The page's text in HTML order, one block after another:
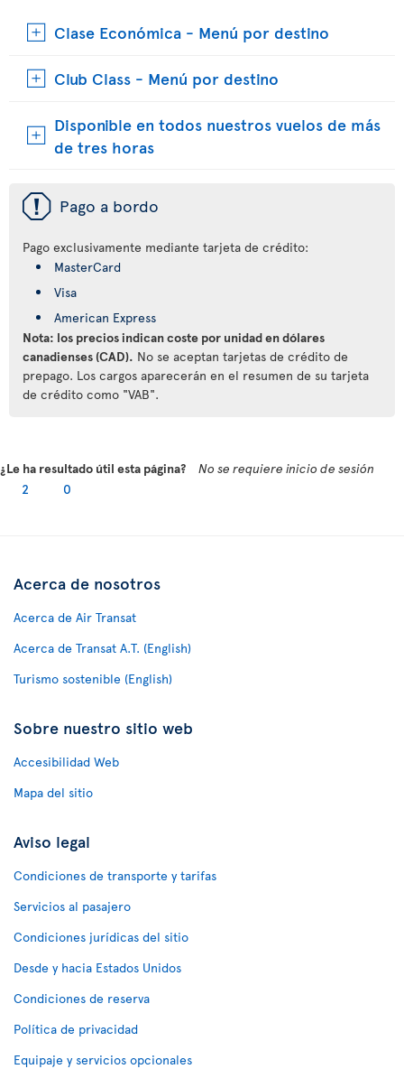
Clase Económica - Menú por destino
Club Class - Menú por destino
Disponible en todos nuestros vuelos de más
de tres horas
ü Pago a bordo
Pago exclusivamente mediante tarjeta de crédito:
MasterCard
Visa
American Express
Nota: los precios indican coste por unidad en dólares
canadienses (CAD). No se aceptan tarjetas de crédito de
prepago. Los cargos aparecerán en el resumen de su tarjeta
de crédito como "VAB".
¿Le ha resultado útil esta página?
No se requiere inicio de sesión
2
0
Acerca de nosotros
Acerca de Air Transat
Acerca de Transat A.T. (English)
Turismo sostenible (English)
Sobre nuestro sitio web
Accesibilidad Web
Mapa del sitio
Aviso legal
Condiciones de transporte y tarifas
Servicios al pasajero
Condiciones jurídicas del sitio
Desde y hacia Estados Unidos
Condiciones de reserva
Política de privacidad
Equipaje y servicios opcionales